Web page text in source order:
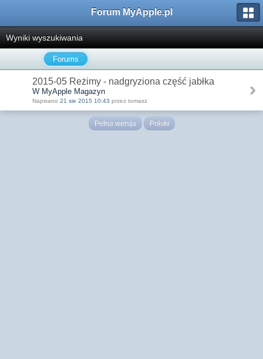
Forum MyApple.pl
Wyniki wyszukiwania
Forums
2015-05 Reżimy - nadgryziona część jabłka
W MyApple Magazyn
Napisano 21 sie 2015 10:43 przez tomasz
Pełna wersja Polski